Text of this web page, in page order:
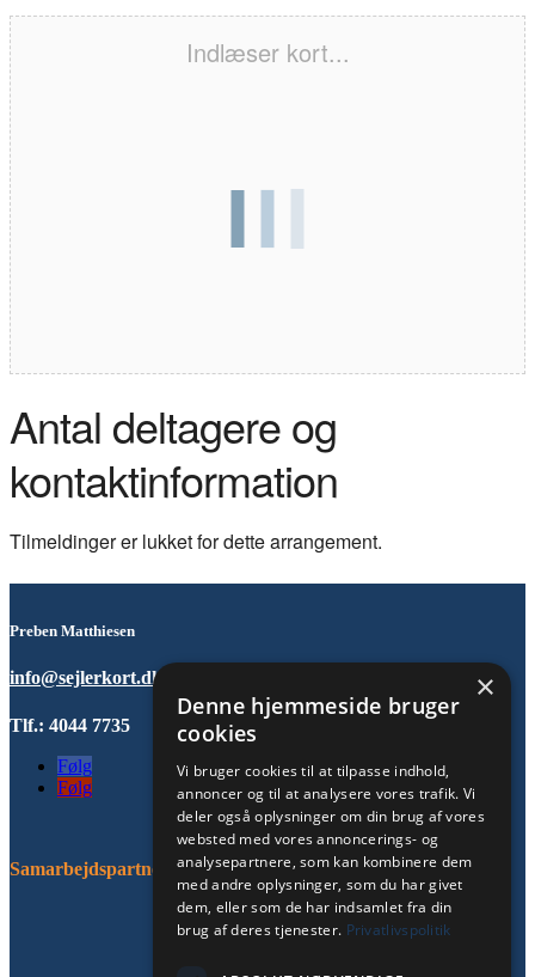
Indlæser kort...
Antal deltagere og
kontaktinformation
Tilmeldinger er lukket for dette arrangement.
Preben Matthiesen
info@sejlerkort.dk
Tlf.: 4044 7735
Følg
Følg
Samarbejdspartnere:
×
Denne hjemmeside bruger
cookies
Vi bruger cookies til at tilpasse indhold,
annoncer og til at analysere vores trafik. Vi
deler også oplysninger om din brug af vores
websted med vores annoncerings- og
analysepartnere, som kan kombinere dem
med andre oplysninger, som du har givet
dem, eller som de har indsamlet fra din
brug af deres tjenester. Privatlivspolitik